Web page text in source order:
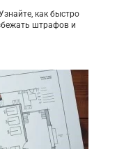
как быстро
штрафов и